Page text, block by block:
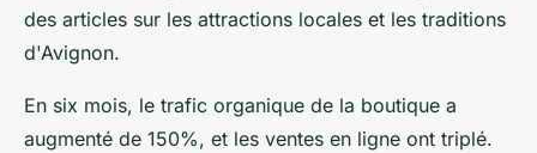
des articles sur les attractions locales et les traditions
d'Avignon.
En six mois, le trafic organique de la boutique a
augmenté de 150%, et les ventes en ligne ont triplé.